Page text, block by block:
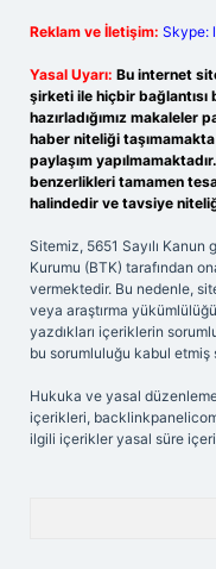
Reklam ve İletişim: Skype:
Yasal Uyarı: Bu internet
şirketi ile hiçbir bağlantısı
hazırladığımız makaleler
haber niteliği
paylaşım
benzerlikleri tamamen
halindedir ve tavsiye
Sitemiz, 5651 Sayılı
Kurumu (BTK) tarafından
vermektedir. Bu nedenle,
veya araştırma
yazdıkları içeriklerin
bu sorumluluğu kabul etmiş
Hukuka ve yasal
içerikleri,
ilgili içerikler yasal süre